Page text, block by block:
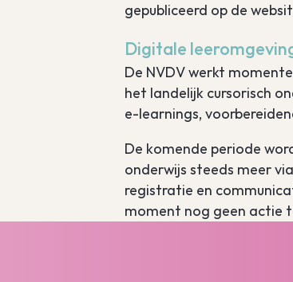
gepubliceerd op de
Digitale
De NVDV werkt
het landelijk cursorisch
e-learnings,
De komende periode
onderwijs steeds meer
registratie en
moment nog geen actie